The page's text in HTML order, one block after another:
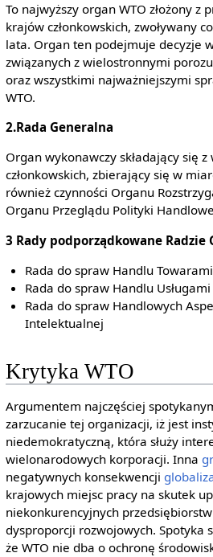
To najwyższy organ WTO złożony z
krajów członkowskich, zwoływany
lata. Organ ten podejmuje decyzje
związanych z wielostronnymi
oraz wszystkimi najważniejszymi
WTO.
2.Rada Generalna
Organ wykonawczy składający się
członkowskich, zbierający się w
również czynności Organu
Organu Przeglądu Polityki
3 Rady podporządkowane Radzie
Rada do spraw Handlu Towarami
Rada do spraw Handlu Usługami
Rada do spraw Handlowych
Intelektualnej
Krytyka WTO
Argumentem najczęściej
zarzucanie tej organizacji, iż jest
niedemokratyczną, która służy
wielonarodowych korporacji. Inna
negatywnych konsekwencji
krajowych miejsc pracy na skutek
niekonkurencyjnych
dysproporcji rozwojowych. Spotyka
że WTO nie dba o ochronę